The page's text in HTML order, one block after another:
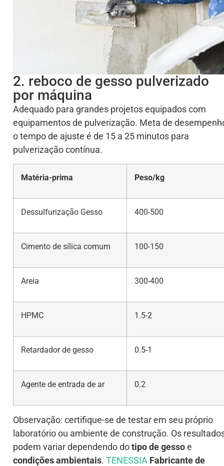
2. reboco de gesso pulverizado
por máquina
Adequado para grandes projetos equipados com
equipamentos de pulverização. Meta de
o tempo de ajuste é de 15 a 25 minutos para
pulverização contínua.
Matéria-prima Peso/kg
Dessulfurização Gesso 400-500
Cimento de sílica comum 100-150
Areia 300-400
HPMC 1.5-2
Retardador de gesso 0.5-1
Agente de entrada de ar 0.2
Observação: certifique-se de testar em seu próprio
laboratório ou ambiente de construção. Os
podem variar dependendo dotipo de gessoe
condições ambientais. TENESSIA Fabricante de